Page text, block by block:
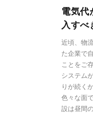
電気代
入すべ
近頃、物
た企業で
ことをご
システム
りが続く
色々な面
設は昼間